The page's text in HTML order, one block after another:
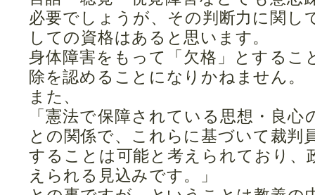
必要でしょうが、その判断力に関し
しての資格はあると思います。
身体障害をもって「欠格」とするこ
除を認めることになりかねません。
また、
「憲法で保障されている思想・良心
との関係で、これらに基づいて裁判
することは可能と考えられており、
えられる見込みです。」